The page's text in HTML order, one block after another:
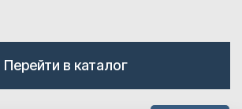
Перейти в каталог